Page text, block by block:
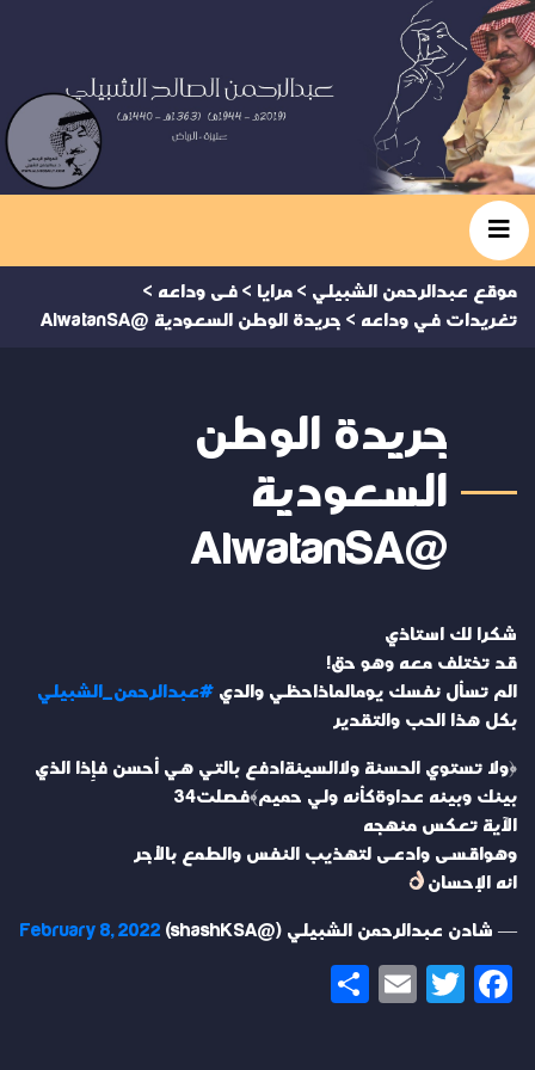
موقع عبدالرحمن الشبيلي > مرايا > فى وداعه >
تغريدات في وداعه > جريدة الوطن السعودية @AlwatanSA
جريدة الوطن
السعودية
@AlwatanSA
شكرا لك استاذي
قد تختلف معه وهو حق!
الم تسأل نفسك يومالماذاحظي والدي #عبدالرحمن_الشبيلي
بكل هذا الحب والتقدير
﴿ولا تستوي الحسنة ولاالسيئةادفع بالتي هي أحسن فإِذا الذي
بينك وبينه عداوةكأنه ولي حميم﴾فصلت34
الآية تعكس منهجه
وهواقسى وادعى لتهذيب النفس والطمع بالأجر
انه الإحسان
— شادن عبدالرحمن الشبيلي (@shashKSA) February 8, 2022
Facebook
Twitter
Email